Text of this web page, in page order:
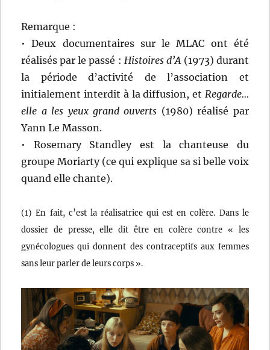
Remarque :
• Deux documentaires sur le MLAC ont été
réalisés par le passé : Histoires d’A(1973) durant
la période d’activité de l’association et
initialement interdit à la diffusion, et Regarde…
elle a les yeux grand ouverts (1980) réalisé par
Yann Le Masson.
• Rosemary Standley est la chanteuse du
groupe Moriarty (ce qui explique sa si belle voix
quand elle chante).
(1) En fait, c’est la réalisatrice qui est en colère. Dans le
dossier de presse, elle dit être en colère contre « les
gynécologues qui donnent des contraceptifs aux femmes
sans leur parler de leurs corps ».